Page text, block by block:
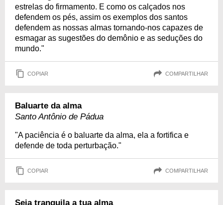
estrelas do firmamento. E como os calçados nos
defendem os pés, assim os exemplos dos santos
defendem as nossas almas tornando-nos capazes de
esmagar as sugestões do demônio e as seduções do
mundo."
COPIAR COMPARTILHAR
Baluarte da alma
Santo Antônio de Pádua
"A paciência é o baluarte da alma, ela a fortifica e
defende de toda perturbação."
COPIAR COMPARTILHAR
Seja tranquila a tua alma